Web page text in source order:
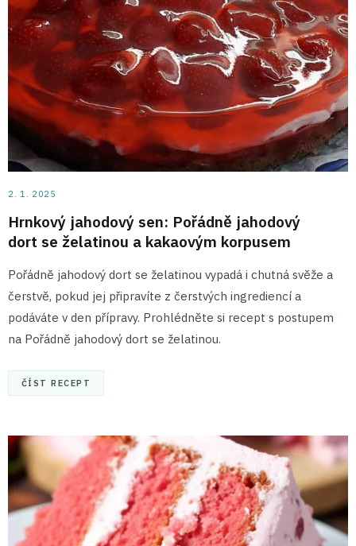
2. 1. 2025
Hrnkový jahodový sen: Pořádně jahodový
dort se želatinou a kakaovým korpusem
Pořádně jahodový dort se želatinou vypadá i chutná svěže a
čerstvě, pokud jej připravíte z čerstvých ingrediencí a
podáváte v den přípravy. Prohlédněte si recept s postupem
na Pořádně jahodový dort se želatinou.
ČÍST RECEPT